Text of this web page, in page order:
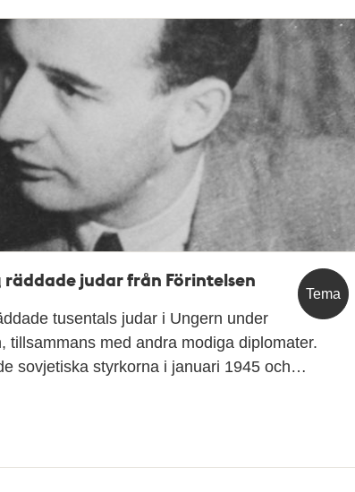
Tema
räddade judar från Förintelsen
tusentals judar i Ungern under
tillsammans med andra modiga diplomater.
sovjetiska styrkorna i januari 1945 och…